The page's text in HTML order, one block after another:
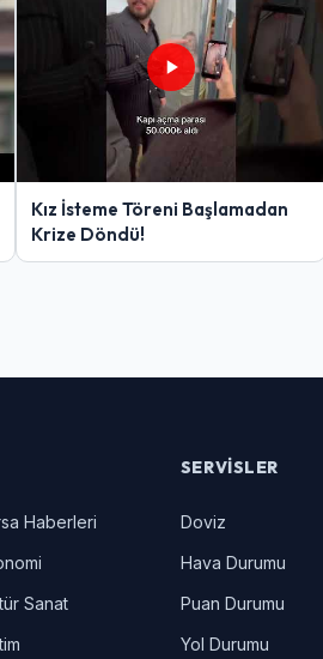
Kız İsteme Töreni Başlamadan
Krize Döndü!
Haberleri
Sanat
SERVISLER
Doviz
Hava Durumu
Puan Durumu
Yol Durumu